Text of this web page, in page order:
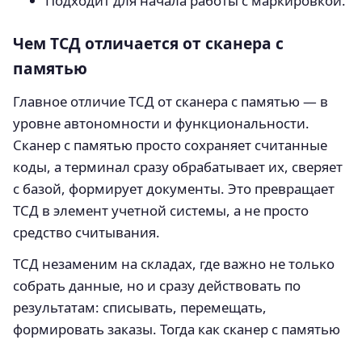
Чем ТСД отличается от сканера с
памятью
Главное отличие ТСД от сканера с памятью — в
уровне автономности и функциональности.
Сканер с памятью просто сохраняет считанные
коды, а терминал сразу обрабатывает их, сверяет
с базой, формирует документы. Это превращает
ТСД в элемент учетной системы, а не просто
средство считывания.
ТСД незаменим на складах, где важно не только
собрать данные, но и сразу действовать по
результатам: списывать, перемещать,
формировать заказы. Тогда как сканер с памятью